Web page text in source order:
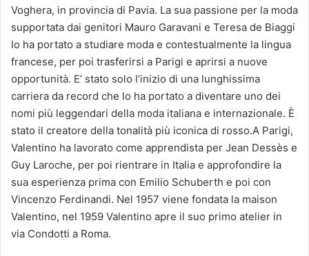
Voghera, in provincia di Pavia. La sua passione per la moda
supportata dai genitori Mauro Garavani e Teresa de Biaggi
lo ha portato a studiare moda e contestualmente la lingua
francese, per poi trasferirsi a Parigi e aprirsi a nuove
opportunità. E’ stato solo l’inizio di una lunghissima
carriera da record che lo ha portato a diventare uno dei
nomi più leggendari della moda italiana e internazionale. È
stato il creatore della tonalità più iconica di rosso.A Parigi,
Valentino ha lavorato come apprendista per Jean Dessès e
Guy Laroche, per poi rientrare in Italia e approfondire la
sua esperienza prima con Emilio Schuberth e poi con
Vincenzo Ferdinandi. Nel 1957 viene fondata la maison
Valentino, nel 1959 Valentino apre il suo primo atelier in
via Condotti a Roma.